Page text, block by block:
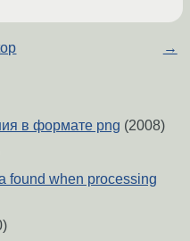
→
в формате png (2008)
found when processing